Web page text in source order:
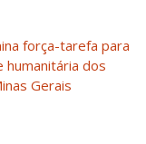
força-tarefa para
humanitária dos
Gerais